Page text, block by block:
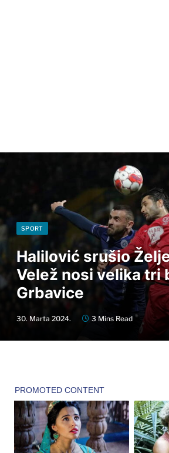
SPORT
Halilović srušio
Velež nosi velika tri
Grbavice
30. Marta 2024. 3 Mins Read